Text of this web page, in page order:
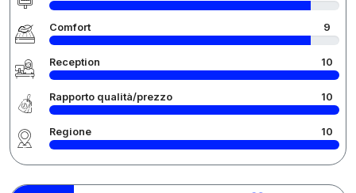
Comfort 9
Reception 10
Rapporto qualità/prezzo 10
Regione 10